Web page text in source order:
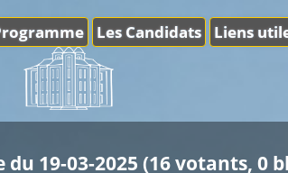
Les Candidats Liens
19-03-2025 (16 votants, 0